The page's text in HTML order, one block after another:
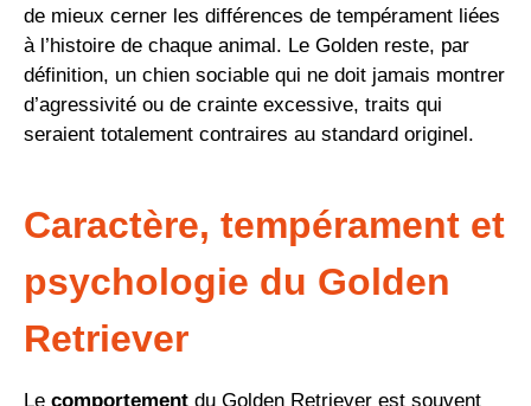
de mieux cerner les différences de tempérament liées
à l’histoire de chaque animal. Le Golden reste, par
définition, un chien sociable qui ne doit jamais montrer
d’agressivité ou de crainte excessive, traits qui
seraient totalement contraires au standard originel.
Caractère, tempérament et
psychologie du Golden
Retriever
Le comportement du Golden Retriever est souvent